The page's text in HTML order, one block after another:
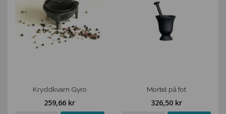
Kryddkvarn Gyro
259,66 kr
Mortel på fot
326,50 kr